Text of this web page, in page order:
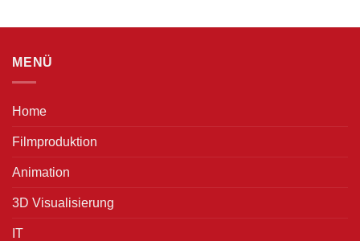
MENÜ
Home
Filmproduktion
Animation
3D Visualisierung
IT